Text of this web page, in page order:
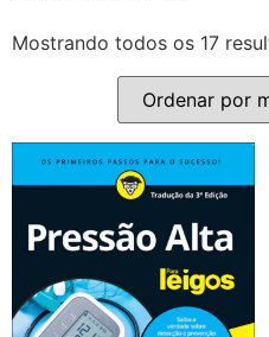
Mostrando todos os 17